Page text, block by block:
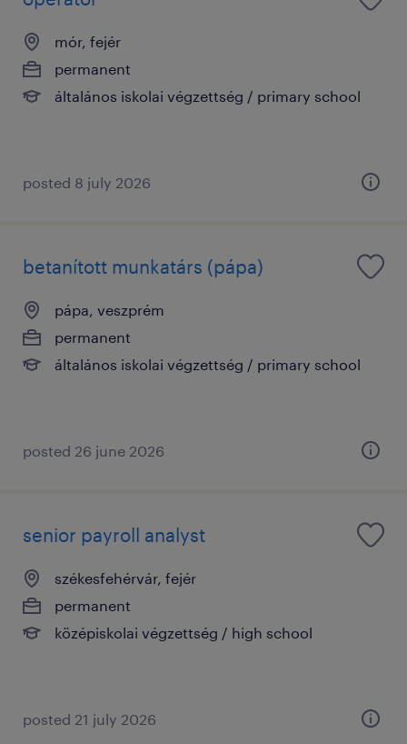
mór, fejér
permanent
általános iskolai végzettség / primary school
posted 8 july 2026
betanított munkatárs (pápa)
pápa, veszprém
permanent
általános iskolai végzettség / primary school
posted 26 june 2026
senior payroll analyst
székesfehérvár, fejér
permanent
középiskolai végzettség / high school
posted 21 july 2026